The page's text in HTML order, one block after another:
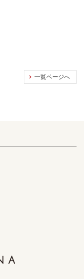
一覧ページへ